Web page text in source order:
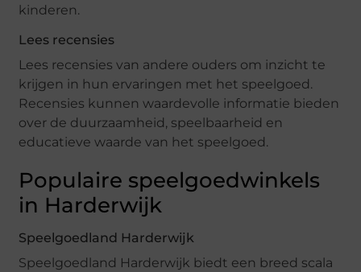
kinderen.
Lees recensies
Lees recensies van andere ouders om inzicht te
krijgen in hun ervaringen met het speelgoed.
Recensies kunnen waardevolle informatie bieden
over de duurzaamheid, speelbaarheid en
educatieve waarde van het speelgoed.
Populaire speelgoedwinkels
in Harderwijk
Speelgoedland Harderwijk
Speelgoedland Harderwijk biedt een breed scala